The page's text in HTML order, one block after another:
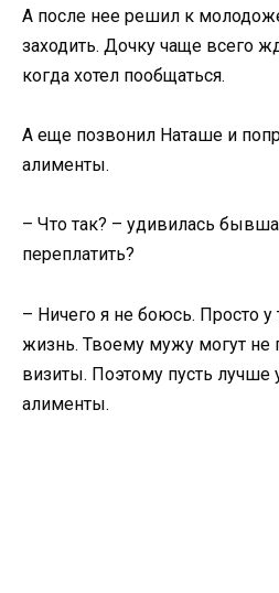
А после нее решил к
заходить. Дочку чаще всего
когда хотел пообщаться.
А еще позвонил Наташе и
алименты.
– Что так? – удивилась
переплатить?
– Ничего я не боюсь. Просто у
жизнь. Твоему мужу могут не
визиты. Поэтому пусть
алименты.